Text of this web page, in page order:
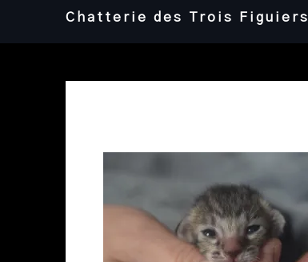
Chatterie des Trois Figuiers